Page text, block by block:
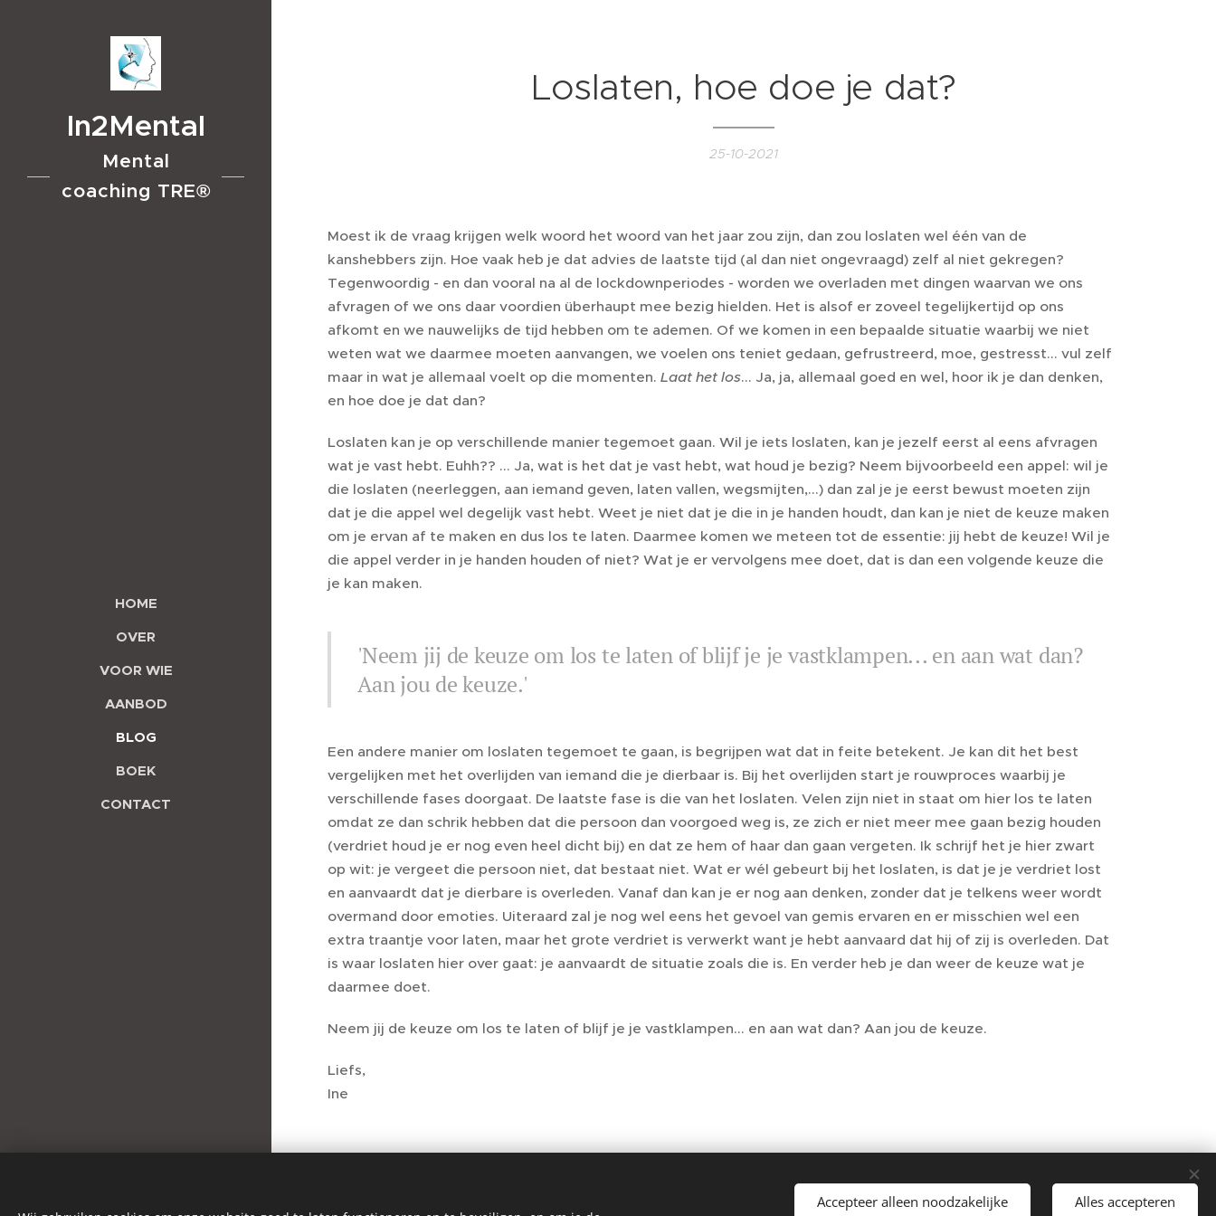
In2Mental
Mental
coaching TRE®
HOME
OVER
VOOR WIE
AANBOD
BLOG
BOEK
CONTACT
Loslaten, hoe doe je dat?
25-10-2021
Moest ik de vraag krijgen welk woord het woord van het jaar zou zijn, dan zou loslaten wel één van de
kanshebbers zijn. Hoe vaak heb je dat advies de laatste tijd (al dan niet ongevraagd) zelf al niet gekregen?
Tegenwoordig - en dan vooral na al de lockdownperiodes - worden we overladen met dingen waarvan we ons
afvragen of we ons daar voordien überhaupt mee bezig hielden. Het is alsof er zoveel tegelijkertijd op ons
afkomt en we nauwelijks de tijd hebben om te ademen. Of we komen in een bepaalde situatie waarbij we niet
weten wat we daarmee moeten aanvangen, we voelen ons teniet gedaan, gefrustreerd, moe, gestresst... vul zelf
maar in wat je allemaal voelt op die momenten. Laat het los... Ja, ja, allemaal goed en wel, hoor ik je dan denken,
en hoe doe je dat dan?
Loslaten kan je op verschillende manier tegemoet gaan. Wil je iets loslaten, kan je jezelf eerst al eens afvragen
wat je vast hebt. Euhh?? ... Ja, wat is het dat je vast hebt, wat houd je bezig? Neem bijvoorbeeld een appel: wil je
die loslaten (neerleggen, aan iemand geven, laten vallen, wegsmijten,...) dan zal je je eerst bewust moeten zijn
dat je die appel wel degelijk vast hebt. Weet je niet dat je die in je handen houdt, dan kan je niet de keuze maken
om je ervan af te maken en dus los te laten. Daarmee komen we meteen tot de essentie: jij hebt de keuze! Wil je
die appel verder in je handen houden of niet? Wat je er vervolgens mee doet, dat is dan een volgende keuze die
je kan maken.
'Neem jij de keuze om los te laten of blijf je je vastklampen... en aan wat dan?
Aan jou de keuze.'
Een andere manier om loslaten tegemoet te gaan, is begrijpen wat dat in feite betekent. Je kan dit het best
vergelijken met het overlijden van iemand die je dierbaar is. Bij het overlijden start je rouwproces waarbij je
verschillende fases doorgaat. De laatste fase is die van het loslaten. Velen zijn niet in staat om hier los te laten
omdat ze dan schrik hebben dat die persoon dan voorgoed weg is, ze zich er niet meer mee gaan bezig houden
(verdriet houd je er nog even heel dicht bij) en dat ze hem of haar dan gaan vergeten. Ik schrijf het je hier zwart
op wit: je vergeet die persoon niet, dat bestaat niet. Wat er wél gebeurt bij het loslaten, is dat je je verdriet lost
en aanvaardt dat je dierbare is overleden. Vanaf dan kan je er nog aan denken, zonder dat je telkens weer wordt
overmand door emoties. Uiteraard zal je nog wel eens het gevoel van gemis ervaren en er misschien wel een
extra traantje voor laten, maar het grote verdriet is verwerkt want je hebt aanvaard dat hij of zij is overleden. Dat
is waar loslaten hier over gaat: je aanvaardt de situatie zoals die is. En verder heb je dan weer de keuze wat je
daarmee doet.
Neem jij de keuze om los te laten of blijf je je vastklampen... en aan wat dan? Aan jou de keuze.
Liefs,
Ine
reserved
Accepteer alleen noodzakelijke Alles accepteren